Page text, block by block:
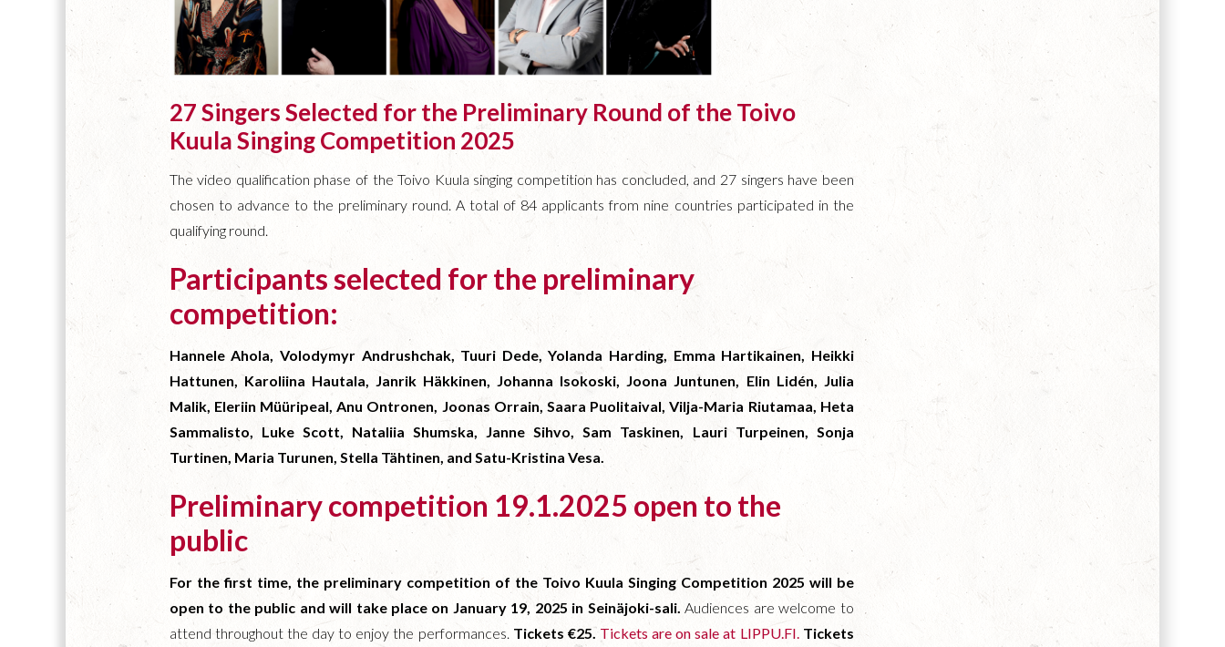
27 Singers Selected for the Preliminary Round of the Toivo
Kuula Singing Competition 2025
The video qualification phase of the Toivo Kuula singing competition has concluded, and 27 singers have been
chosen to advance to the preliminary round. A total of 84 applicants from nine countries participated in the
qualifying round.
Participants selected for the preliminary
competition:
Hannele Ahola, Volodymyr Andrushchak, Tuuri Dede, Yolanda Harding, Emma Hartikainen, Heikki
Hattunen, Karoliina Hautala, Janrik Häkkinen, Johanna Isokoski, Joona Juntunen, Elin Lidén, Julia
Malik, Eleriin Müüripeal, Anu Ontronen, Joonas Orrain, Saara Puolitaival, Vilja-Maria Riutamaa, Heta
Sammalisto, Luke Scott, Nataliia Shumska, Janne Sihvo, Sam Taskinen, Lauri Turpeinen, Sonja
Turtinen, Maria Turunen, Stella Tähtinen, and Satu-Kristina Vesa.
Preliminary competition 19.1.2025 open to the
public
For the first time, the preliminary competition of the Toivo Kuula Singing Competition 2025 will be
open to the public and will take place on January 19, 2025 in Seinäjoki-sali. Audiences are welcome to
attend throughout the day to enjoy the performances. Tickets €25. Tickets are on sale at LIPPU.FI. Tickets